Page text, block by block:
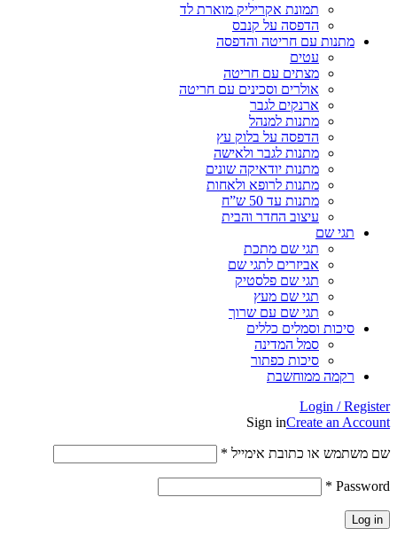
תמונת אקריליק מוארת לד
הדפסה על קנבס
מתנות עם חריטה והדפסה
עטים
מצתים עם חריטה
אולרים וסכינים עם חריטה
ארנקים לגבר
מתנות למנהל
הדפסה על בלוק עץ
מתנות לגבר ולאישה
מתנות יודאיקה שונים
מתנות לרופא ולאחות
מתנות עד 50 ש”ח
עיצוב החדר והבית
תגי שם
תגי שם מתכת
אביזרים לתגי שם
תגי שם פלסטיק
תגי שם מעץ
תגי שם עם שרוך
סיכות וסמלים כללים
סמל המדינה
סיכות כפתור
רקמה ממוחשבת
Login / Register
Sign inCreate an Account
שם משתמש או כתובת אימייל *
Password
*
Log in